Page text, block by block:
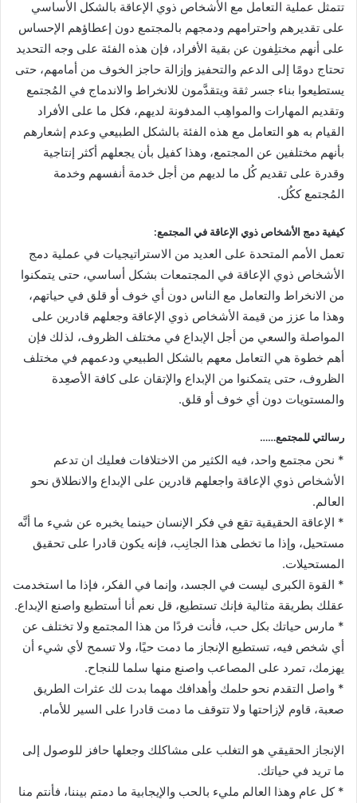
تتمثل عملية التعامل مع الأشخاص ذوي الإعاقة بالشكل الأساسي
على تقديرهم واحترامهم ودمجهم بالمجتمع دون إعطاؤهم الإحساس
على أنهم مختلِفون عن بقية الأفراد، فإن هذه الفئة على وجه التحديد
تحتاج دومًا إلى الدعم والتحفيز وإزالة حاجز الخوف من أمامهم، حتى
يستطيعوا بناء جسر ثقة ويتقدَّمون للانخراط والاندماج في المُجتمع
وتقديم المهارات والمواهِب المدفونة لديهم، فكل ما على الأفراد
القيام به هو التعامل مع هذه الفئة بالشكل الطبيعي وعدم إشعارهم
بأنهم مختلفين عن المجتمع، وهذا كفيل بأن يجعلهم أكثر إنتاجية
وقدرة على تقديم كُل ما لديهم من أجل خدمة أنفسهم وخدمة
المُجتمع ككُل.
كيفية دمج الأشخاص ذوي الإعاقة في المجتمع:
تعمل الأمم المتحدة على العديد من الاستراتيجيات في عملية دمج
الأشخاص ذوي الإعاقة في المجتمعات بشكل أساسي، حتى يتمكنوا
من الانخراط والتعامل مع الناس دون أي خوف أو قلق في حياتهم،
وهذا ما عزز من قيمة الأشخاص ذوي الإعاقة وجعلهم قادرين على
المواصلة والسعي من أجل الإبداع في مختلف الظروف، لذلك فإن
أهم خطوة هي التعامل معهم بالشكل الطبيعي ودعمهم في مختلف
الظروف، حتى يتمكنوا من الإبداع والإتقان على كافة الأصعِدة
والمستويات دون أي خوف أو قلق.
رسالتي للمجتمع……
* نحن مجتمع واحد، فيه الكثير من الاختلافات فعليك ان تدعم
الأشخاص ذوي الإعاقة واجعلهم قادرين على الإبداع والانطلاق نحو
العالم.
* الإعاقة الحقيقية تقع في فكر الإنسان حينما يخبره عن شيء ما أنَّه
مستحيل، وإذا ما تخطى هذا الجانِب، فإنه يكون قادرا على تحقيق
المستحيلات.
* القوة الكبرى ليست في الجسد، وإنما في الفكر، فإذا ما استخدمت
عقلك بطريقة مثالية فإنك تستطيع، قل نعم أنا أستطيع واصنع الإبداع.
* مارس حياتك بكل حب، فأنت فردًا من هذا المجتمع ولا تختلف عن
أي شخص فيه، تستطيع الإنجاز ما دمت حيًا، ولا تسمح لأي شيء أن
يهزمك، تمرد على المصاعب واصنع منها سلما للنجاح.
* واصل التقدم نحو حلمك وأهدافك مهما بدت لك عثرات الطريق
صعبة، قاوم لإزاحتها ولا تتوقف ما دمت قادرا على السير للأمام.
الإنجاز الحقيقي هو التغلب على مشاكلك وجعلها حافز للوصول إلى
ما تريد في حياتك.
* كل عام وهذا العالم مليء بالحب والإيجابية ما دمتم بيننا، فأنتم منا